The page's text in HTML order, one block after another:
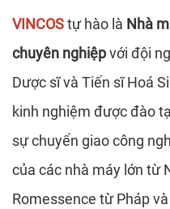
VINCOStự hào là Nhà
chuyên nghiệpvới đội
Dược sĩ và Tiến sĩ Hoá
kinh nghiệm được đào
sự chuyển giao công
của các nhà máy lớn từ
Romessence từ Pháp